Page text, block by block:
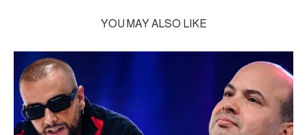
YOU MAY ALSO LIKE